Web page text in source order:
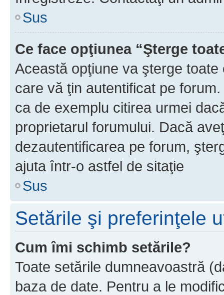
Sus
Ce face opţiunea “Şterge
Această opţiune va şterge
care vă ţin autentificat pe
ca de exemplu citirea urmei
proprietarul forumului. Dacă
dezautentificarea pe forum,
ajuta într-o astfel de sitaţie
Sus
Setările şi preferinţele
Cum îmi schimb setările?
Toate setările dumneavoastră
baza de date. Pentru a le